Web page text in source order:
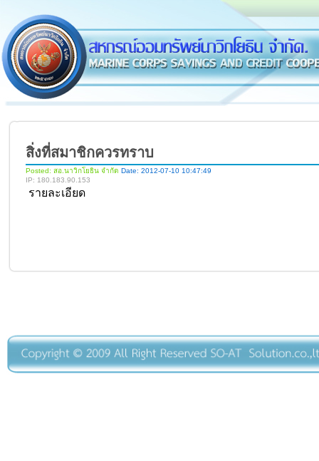
สิ่งที่สมาชิกควรทราบ
Posted: สอ.นาวิกโยธิน จำกัด Date: 2012-07-10 10:47:49
IP: 180.183.90.153
รายละเอียด